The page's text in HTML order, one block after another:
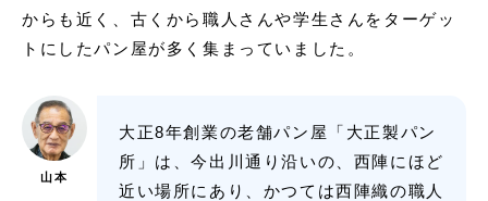
からも近く、古くから職人さんや学生さんをターゲッ
トにしたパン屋が多く集まっていました。
山本
大正8年創業の老舗パン屋「大正製パン
所」は、今出川通り沿いの、西陣にほど
近い場所にあり、かつては西陣織の職人